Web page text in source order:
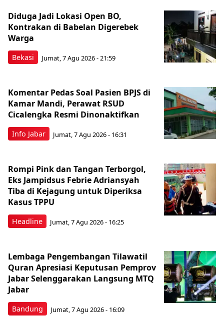
Bekasi
Diduga Jadi Lokasi Open BO,
Kontrakan di Babelan Digerebek
Warga
Jumat, 7 Agu 2026 - 21:59
Info Jabar
Komentar Pedas Soal Pasien BPJS di
Kamar Mandi, Perawat RSUD
Cicalengka Resmi Dinonaktifkan
Jumat, 7 Agu 2026 - 16:31
Headline
Rompi Pink dan Tangan Terborgol,
Eks Jampidsus Febrie Adriansyah
Tiba di Kejagung untuk Diperiksa
Kasus TPPU
Jumat, 7 Agu 2026 - 16:25
Bandung
Lembaga Pengembangan Tilawatil
Quran Apresiasi Keputusan Pemprov
Jabar Selenggarakan Langsung MTQ
Jabar
Jumat, 7 Agu 2026 - 16:09